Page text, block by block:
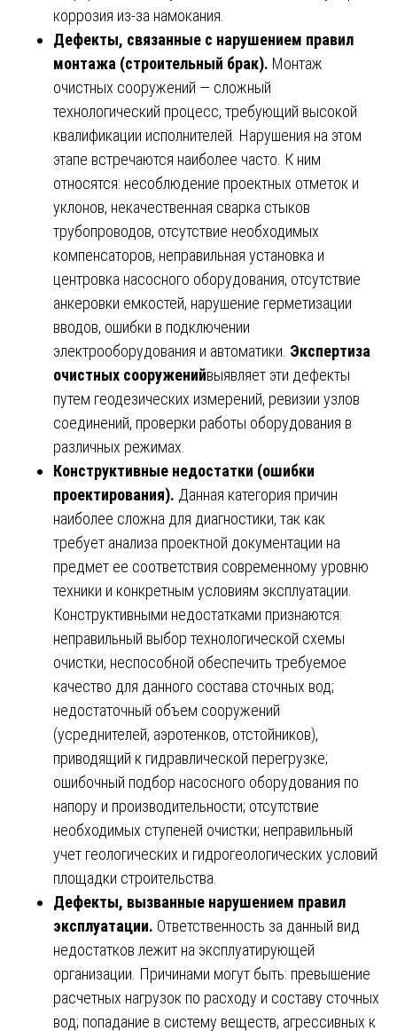
коррозия из-за намокания.
Дефекты, связанные с нарушением правил
монтажа (строительный брак). Монтаж
очистных сооружений — сложный
технологический процесс, требующий высокой
квалификации исполнителей. Нарушения на этом
этапе встречаются наиболее часто. К ним
относятся: несоблюдение проектных отметок и
уклонов, некачественная сварка стыков
трубопроводов, отсутствие необходимых
компенсаторов, неправильная установка и
центровка насосного оборудования, отсутствие
анкеровки емкостей, нарушение герметизации
вводов, ошибки в подключении
электрооборудования и автоматики. Экспертиза
очистных сооруженийвыявляет эти дефекты
путем геодезических измерений, ревизии узлов
соединений, проверки работы оборудования в
различных режимах.
Конструктивные недостатки (ошибки
проектирования). Данная категория причин
наиболее сложна для диагностики, так как
требует анализа проектной документации на
предмет ее соответствия современному уровню
техники и конкретным условиям эксплуатации.
Конструктивными недостатками признаются:
неправильный выбор технологической схемы
очистки, неспособной обеспечить требуемое
качество для данного состава сточных вод;
недостаточный объем сооружений
(усреднителей, аэротенков, отстойников),
приводящий к гидравлической перегрузке;
ошибочный подбор насосного оборудования по
напору и производительности; отсутствие
необходимых ступеней очистки; неправильный
учет геологических и гидрогеологических условий
площадки строительства.
Дефекты, вызванные нарушением правил
эксплуатации. Ответственность за данный вид
недостатков лежит на эксплуатирующей
организации. Причинами могут быть: превышение
расчетных нагрузок по расходу и составу сточных
вод; попадание в систему веществ, агрессивных к